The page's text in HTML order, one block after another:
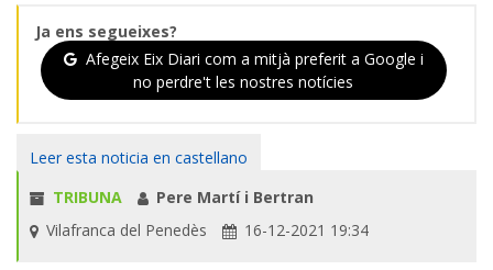
Ja ens segueixes?
Afegeix Eix Diari com a mitjà preferit a Google i
no perdre't les nostres notícies
Leer esta noticia en castellano
TRIBUNA
Pere Martí i Bertran
Vilafranca del Penedès
16-12-2021 19:34